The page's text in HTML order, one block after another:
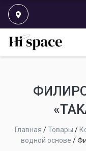
Главная /Товары /
водной основе /